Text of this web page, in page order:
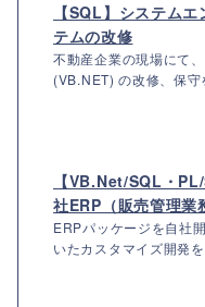
【SQL】システム
テムの改修
不動産企業の現場にて
(VB.NET) の改修、保
【VB.Net/SQL・
社ERP（販売管理業
ERPパッケージを自社
いたカスタマイズ開発